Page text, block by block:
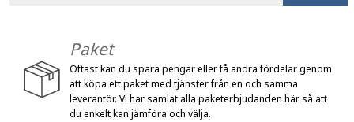
Paket
Oftast kan du spara pengar eller få andra fördelar genom
att köpa ett paket med tjänster från en och samma
leverantör. Vi har samlat alla paketerbjudanden här så att
du enkelt kan jämföra och välja.